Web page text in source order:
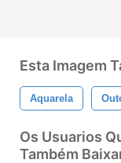
Esta Imagem
Aquarela
Os Usuarios
Também